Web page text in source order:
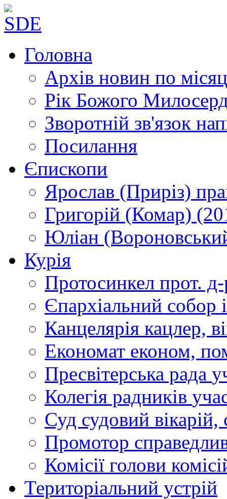
Головна
Архів новин по
Рік Божого
Зворотній зв'язок
Посилання
Єпископи
Ярослав (Приріз)
Григорій (Комар)
Юліан
Курія
Протосинкел прот.
Єпархіальний собор
Канцелярія кацлер,
Економат економ,
Пресвітерська рада
Колегія радників
Суд судовий вікарій,
Промотор
Комісії голови
Територіальний устрій